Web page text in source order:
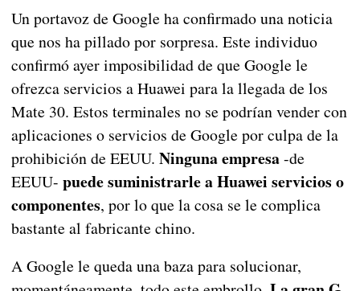
Un portavoz de Google ha confirmado una noticia
que nos ha pillado por sorpresa. Este individuo
confirmó ayer imposibilidad de que Google le
ofrezca servicios a Huawei para la llegada de los
Mate 30. Estos terminales no se podrían vender con
aplicaciones o servicios de Google por culpa de la
prohibición de EEUU. Ninguna empresa-de
EEUU- puede suministrarle a Huawei servicios o
componentes, por lo que la cosa se le complica
bastante al fabricante chino.
A Google le queda una baza para solucionar,